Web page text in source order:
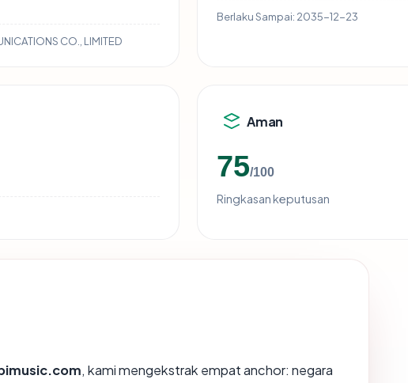
CO., LIMITED
Berlaku Sampai: 2035-12-23
Aman
75/100
Ringkasan keputusan
, kami mengekstrak empat anchor: negara